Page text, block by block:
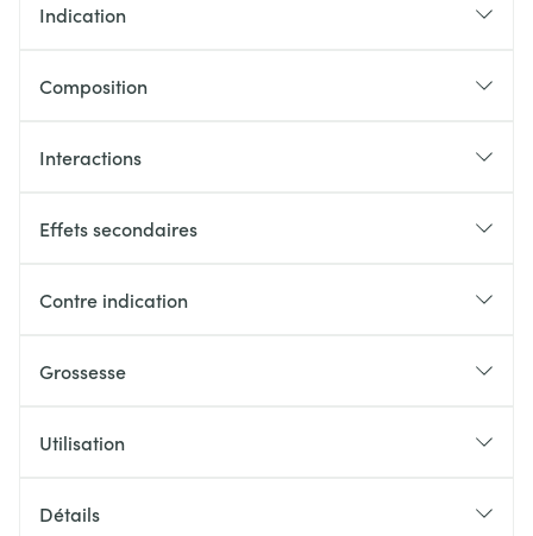
Indication
Composition
Interactions
Effets secondaires
Contre indication
Grossesse
Utilisation
Détails